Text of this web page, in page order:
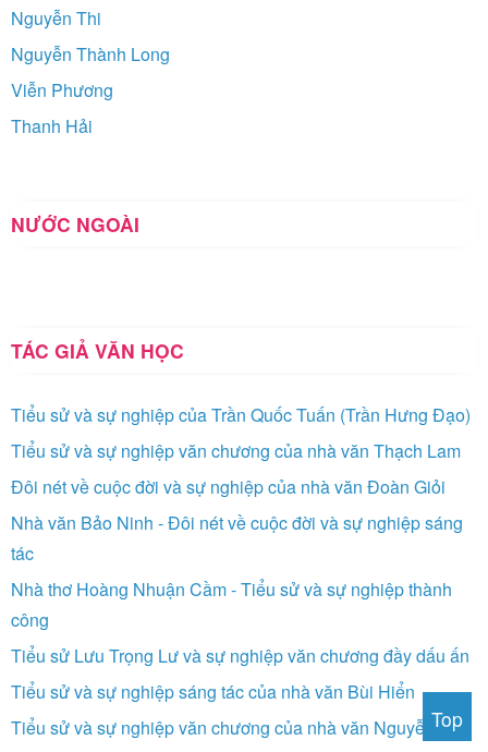
Nguyễn Thi
Nguyễn Thành Long
Viễn Phương
Thanh Hải
NƯỚC NGOÀI
TÁC GIẢ VĂN HỌC
Tiểu sử và sự nghiệp của Trần Quốc Tuấn (Trần Hưng Đạo)
Tiểu sử và sự nghiệp văn chương của nhà văn Thạch Lam
Đôi nét về cuộc đời và sự nghiệp của nhà văn Đoàn Giỏi
Nhà văn Bảo Ninh - Đôi nét về cuộc đời và sự nghiệp sáng
tác
Nhà thơ Hoàng Nhuận Cầm - Tiểu sử và sự nghiệp thành
công
Tiểu sử Lưu Trọng Lư và sự nghiệp văn chương đầy dấu ấn
Tiểu sử và sự nghiệp sáng tác của nhà văn Bùi Hiển
Tiểu sử và sự nghiệp văn chương của nhà văn Nguyễn Huy
Top